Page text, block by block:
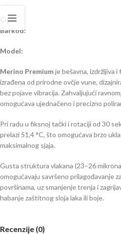
Opis
Barkod:
Model:
Merino Premiumje bešavna, izdržljiva
izrađena od prirodne ovčje vune,
bez pojave vibracija. Zahvaljujući
omogućava ujednačeno i precizno
Pri radu u fiksnoj tački i rotaciji od 30
prelazi 51,4 °C, što omogućava brzo
maksimalnog sjaja.
Gusta struktura vlakana (23–26
omogućavaju savršeno prilagođavanje
površinama, uz smanjenje trenja i
habanje zaštitnog sloja laka ili boje.
Recenzije (0)